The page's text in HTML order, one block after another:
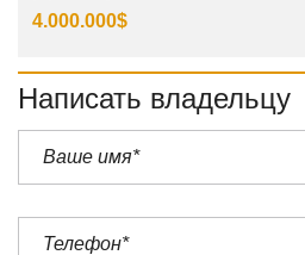
4.000.000$
Написать владельцу